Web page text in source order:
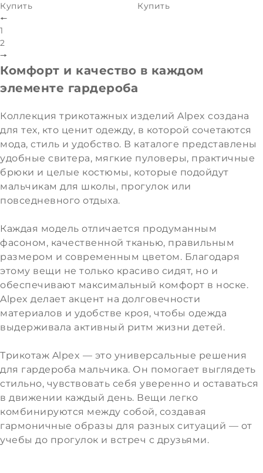
Купить
Купить
🠔
1
2
🠖
Комфорт и качество в каждом
элементе гардероба
Коллекция трикотажных изделий Alpex создана
для тех, кто ценит одежду, в которой сочетаются
мода, стиль и удобство. В каталоге представлены
удобные свитера, мягкие пуловеры, практичные
брюки и целые костюмы, которые подойдут
мальчикам для школы, прогулок или
повседневного отдыха.
Каждая модель отличается продуманным
фасоном, качественной тканью, правильным
размером и современным цветом. Благодаря
этому вещи не только красиво сидят, но и
обеспечивают максимальный комфорт в носке.
Alpex делает акцент на долговечности
материалов и удобстве кроя, чтобы одежда
выдерживала активный ритм жизни детей.
Трикотаж Alpex — это универсальные решения
для гардероба мальчика. Он помогает выглядеть
стильно, чувствовать себя уверенно и оставаться
в движении каждый день. Вещи легко
комбинируются между собой, создавая
гармоничные образы для разных ситуаций — от
учебы до прогулок и встреч с друзьями.